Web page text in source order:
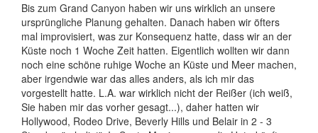
Bis zum Grand Canyon haben wir uns wirklich an unsere
ursprüngliche Planung gehalten. Danach haben wir öfters
mal improvisiert, was zur Konsequenz hatte, dass wir an der
Küste noch 1 Woche Zeit hatten. Eigentlich wollten wir dann
noch eine schöne ruhige Woche an Küste und Meer machen,
aber irgendwie war das alles anders, als ich mir das
vorgestellt hatte. L.A. war wirklich nicht der Reißer (ich weiß,
Sie haben mir das vorher gesagt...), daher hatten wir
Hollywood, Rodeo Drive, Beverly Hills und Belair in 2 - 3